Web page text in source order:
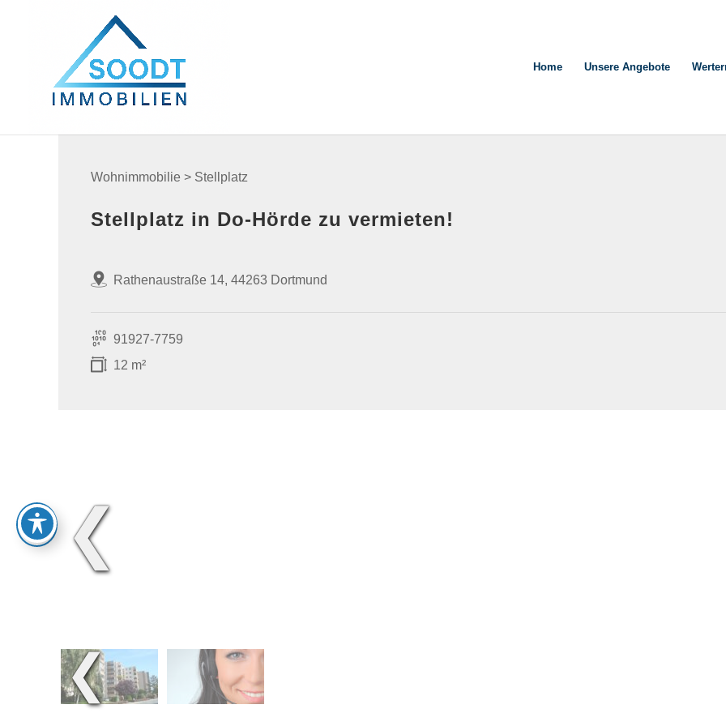
Home Unsere Angebote
Wohnimmobilie > Stellplatz
Stellplatz in Do-Hörde zu vermieten!
Rathenaustraße 14, 44263 Dortmund
91927-7759
12 m²
❮
❮